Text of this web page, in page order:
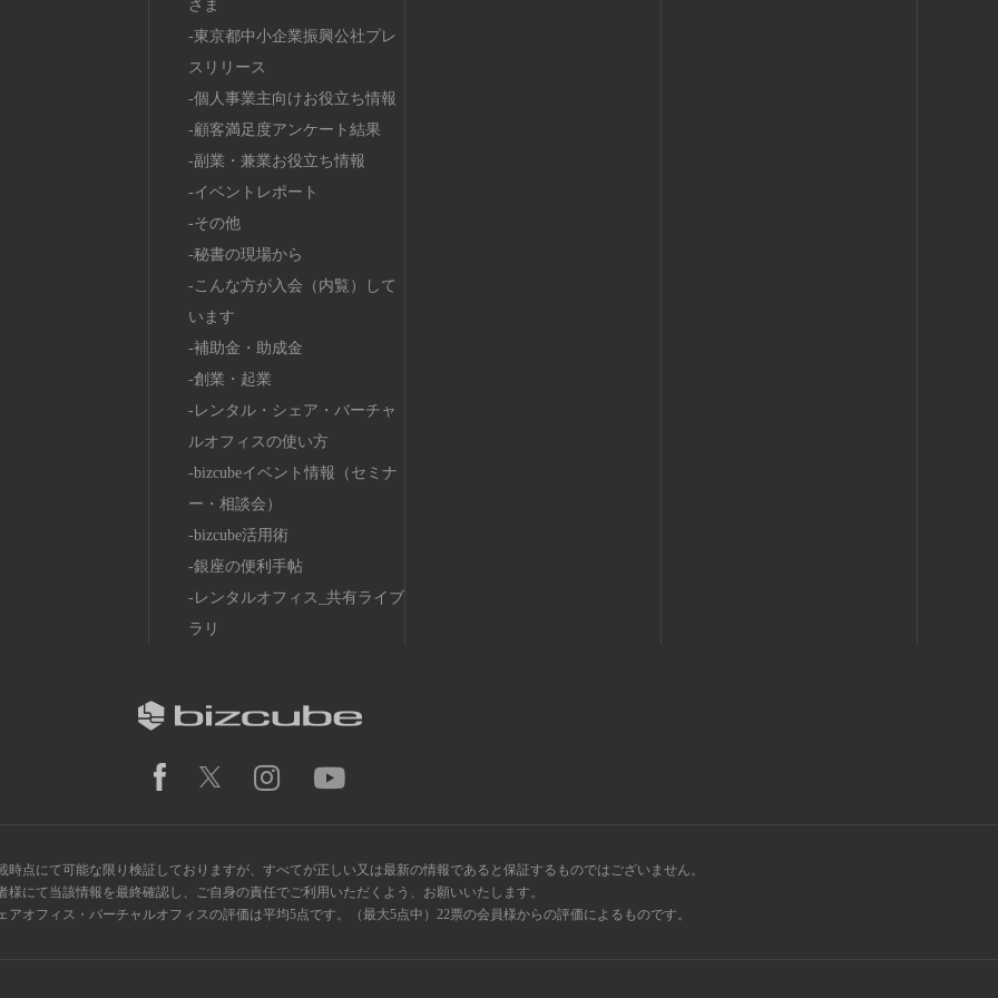
さま
東京都中小企業振興公社プレ
スリリース
個人事業主向けお役立ち情報
顧客満足度アンケート結果
副業・兼業お役立ち情報
イベントレポート
その他
秘書の現場から
こんな方が入会（内覧）して
います
補助金・助成金
創業・起業
レンタル・シェア・バーチャ
ルオフィスの使い方
bizcubeイベント情報（セミナ
ー・相談会）
bizcube活用術
銀座の便利手帖
レンタルオフィス_共有ライブ
ラリ
点にて可能な限り検証しておりますが、すべてが正しい又は最新の情報であると保証するものではございません。
様にて当該情報を最終確認し、ご自身の責任でご利用いただくよう、お願いいたします。
アオフィス・バーチャルオフィスの評価は平均5点です。（最大5点中）22票の会員様からの評価によるものです。